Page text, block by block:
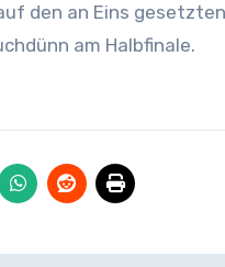
den an Eins
am Halbfinale.